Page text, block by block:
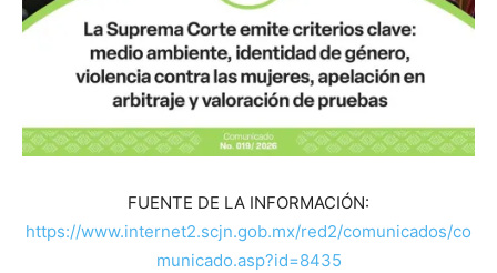
FUENTE DE LA INFORMACIÓN:
https://www.internet2.scjn.gob.mx/red2/comunicados/co
municado.asp?id=8435